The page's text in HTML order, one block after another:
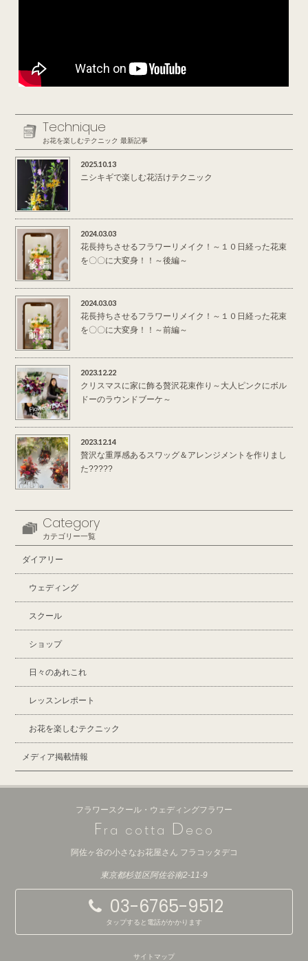
Technique
お花を楽しむテクニック 最新記事
2025.10.13
ニシキギで楽しむ花活けテクニック
2024.03.03
花長持ちさせるフラワーリメイク！～１０日経った花束
を〇〇に大変身！！～後編～
2024.03.03
花長持ちさせるフラワーリメイク！～１０日経った花束
を〇〇に大変身！！～前編～
2023.12.22
クリスマスに家に飾る贅沢花束作り～大人ピンクにボル
ドーのラウンドブーケ～
2023.12.14
贅沢な重厚感あるスワッグ＆アレンジメントを作りまし
た?????
Category
カテゴリー一覧
ダイアリー
ウェディング
スクール
ショップ
日々のあれこれ
レッスンレポート
お花を楽しむテクニック
メディア掲載情報
フラワースクール・ウェディングフラワー
Fra cotta D eco
阿佐ヶ谷の小さなお花屋さん フラコッタデコ
東京都杉並区阿佐谷南2-11-9
03-6765-9512
タップすると電話がかかります
サイトマップ